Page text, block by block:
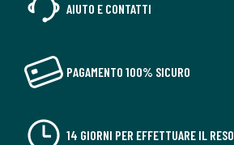
AIUTO E CONTATTI
PAGAMENTO 100% SICURO
14 GIORNI PER EFFETTUARE IL RESO